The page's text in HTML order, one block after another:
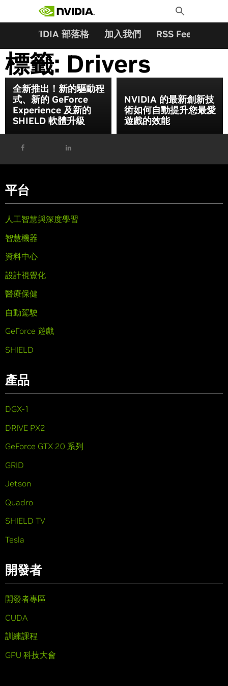
Toggle
Search
NVIDIA 部落格 加入我們 RSS Feeds
標籤: Drivers
全新推出！新的驅動程
式、新的 GeForce
Experience 及新的
SHIELD 軟體升級
NVIDIA 的最新創新技
術如何自動提升您最愛
遊戲的效能
平台
人工智慧與深度學習
智慧機器
資料中心
設計視覺化
醫療保健
自動駕駛
GeForce 遊戲
SHIELD
產品
DGX-1
DRIVE PX2
GeForce GTX 20 系列
GRID
Jetson
Quadro
SHIELD TV
Tesla
開發者
開發者專區
CUDA
訓練課程
GPU 科技大會